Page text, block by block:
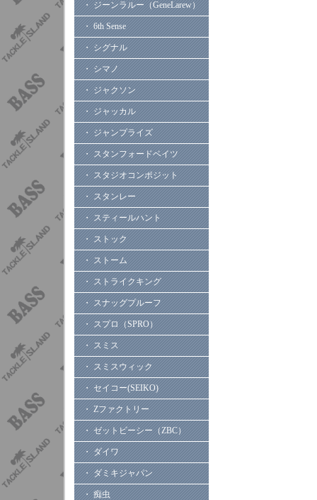
・ ジーンラルー（GeneLarew）
・ 6th Sense
・ シグナル
・ シマノ
・ ジャクソン
・ ジャッカル
・ ジャンプライズ
・ スタンフォードベイツ
・ スタジオコンポジット
・ スタンレー
・ スティールハント
・ ストック
・ ストーム
・ ストライクキング
・ スナッグプルーフ
・ スプロ（SPRO）
・ スミス
・ スミスウィック
・ セイコー(SEIKO)
・ Zファクトリー
・ ゼットビーシー（ZBC）
・ ダイワ
・ ダミキジャパン
・ 痴虫